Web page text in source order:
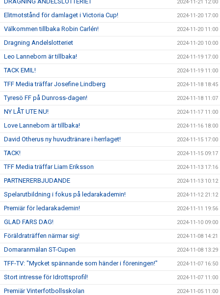
2024-11-21 12:00
Elitmotstånd för damlaget i Victoria Cup! 2024-11-20 17:00
Välkommen tillbaka Robin Carlén! 2024-11-20 11:00
Dragning Andelslotteriet 2024-11-20 10:00
Leo Lanneborn är tillbaka! 2024-11-19 17:00
TACK EMIL! 2024-11-19 11:00
TFF Media träffar Josefine Lindberg 2024-11-18 18:45
Tyresö FF på Dunross-dagen! 2024-11-18 11:07
NY LÅT UTE NU! 2024-11-17 11:00
Love Lanneborn är tillbaka! 2024-11-16 18:00
David Otherus ny huvudtränare i herrlaget! 2024-11-15 17:00
TACK! 2024-11-15 09:17
TFF Media träffar Liam Eriksson 2024-11-13 17:16
PARTNERERBJUDANDE 2024-11-13 10:12
Spelarutbildning i fokus på ledarakademin! 2024-11-12 21:12
Premiär för ledarakademin! 2024-11-11 19:56
GLAD FARS DAG! 2024-11-10 09:00
Föräldraträffen närmar sig! 2024-11-08 14:21
Domaranmälan ST-Cupen 2024-11-08 13:29
TFF-TV: "Mycket spännande som händer i föreningen!" 2024-11-07 16:50
Stort intresse för Idrottsprofil! 2024-11-07 11:00
Premiär Vinterfotbollsskolan 2024-11-05 11:00